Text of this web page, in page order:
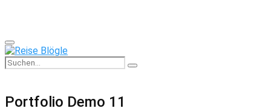
Primary
Menu
Search
for:
Search
Portfolio Demo 11